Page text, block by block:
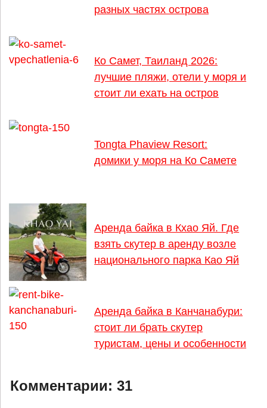
разных частях острова
Ко Самет, Таиланд 2026:
лучшие пляжи, отели у моря и
стоит ли ехать на остров
Tongta Phaview Resort:
домики у моря на Ко Самете
Аренда байка в Кхао Яй. Где
взять скутер в аренду возле
национального парка Као Яй
Аренда байка в Канчанабури:
стоит ли брать скутер
туристам, цены и особенности
Комментарии:31